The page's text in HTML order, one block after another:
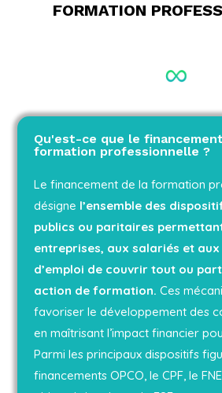
FORMATION
Qu'est-ce que le
formation professionnelle ?
Le financement de la formation
désigne l’ensemble des
publics ou paritaires
entreprises, aux salariés et
d’emploi de couvrir tout ou
action de formation. Ces
favoriser le développement des
en maîtrisant l’impact financier
Parmi les principaux dispositifs
financements OPCO, le CPF, le